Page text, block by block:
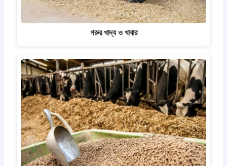
গরুর খাদ্য ও খাবার